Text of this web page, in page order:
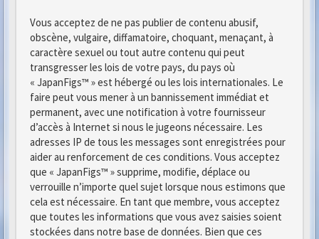
Vous acceptez de ne pas publier de contenu abusif,
obscène, vulgaire, diffamatoire, choquant, menaçant, à
caractère sexuel ou tout autre contenu qui peut
transgresser les lois de votre pays, du pays où
« JapanFigs™ » est hébergé ou les lois internationales. Le
faire peut vous mener à un bannissement immédiat et
permanent, avec une notification à votre fournisseur
d’accès à Internet si nous le jugeons nécessaire. Les
adresses IP de tous les messages sont enregistrées pour
aider au renforcement de ces conditions. Vous acceptez
que « JapanFigs™ » supprime, modifie, déplace ou
verrouille n’importe quel sujet lorsque nous estimons que
cela est nécessaire. En tant que membre, vous acceptez
que toutes les informations que vous avez saisies soient
stockées dans notre base de données. Bien que ces